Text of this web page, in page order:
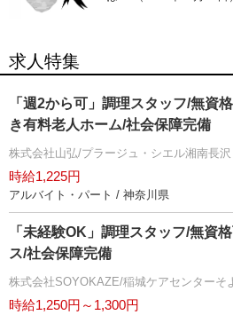
求人特集
「週2から可」調理スタッフ/無資
き有料老人ホーム/社会保障完備
株式会社山弘/プラージュ・シエル湘南長沢
時給1,225円
アルバイト・パート / 神奈川県
「未経験OK」調理スタッフ/無資
ス/社会保障完備
株式会社SOYOKAZE/稲城ケアセンターそ
時給1,250円～1,300円